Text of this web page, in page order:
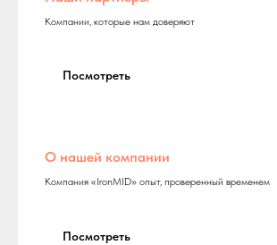
Компании, которые нам доверяют
Посмотреть
О нашей компании
Компания «IronMID» опыт, проверенный временем
Посмотреть